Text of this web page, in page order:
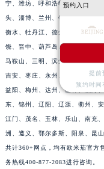
宁、潍坊、呼和浩特、沧州、鞍
头、淄博、兰州、银川、郴州、
衡水、牡丹江、德州、聊城、包
饶、晋中、葫芦岛、四平、宜春
马鞍山、三明、滨州、黄冈、赤
吉安、枣庄、永州、清远、揭阳
益阳、梅州、达州、榆林、威海
东、锦州、辽阳、辽源、衢州、
江门、茂名、玉林、乐山、南充
洲、遵义、鄂尔多斯、阳泉、昆
共计360+网点，均有欧米茄官方
务热线400-877-2083进行咨询。
预约入口
提前
预约时间